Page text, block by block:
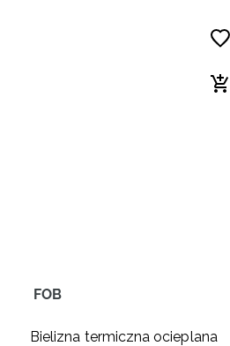
FOB
Bielizna termiczna ocieplana